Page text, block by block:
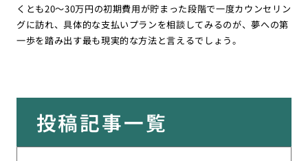
くとも20〜30万円の初期費用が貯まった段階で一度カウンセリン
グに訪れ、具体的な支払いプランを相談してみるのが、夢への第
一歩を踏み出す最も現実的な方法と言えるでしょう。
投稿記事一覧